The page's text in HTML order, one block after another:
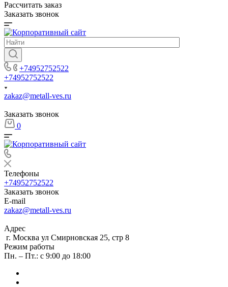
Рассчитать заказ
Заказать звонок
+74952752522
+74952752522
zakaz@metall-ves.ru
Заказать звонок
0
Телефоны
+74952752522
Заказать звонок
E-mail
zakaz@metall-ves.ru
Адрес
г. Москва ул Смирновская 25, стр 8
Режим работы
Пн. – Пт.: с 9:00 до 18:00